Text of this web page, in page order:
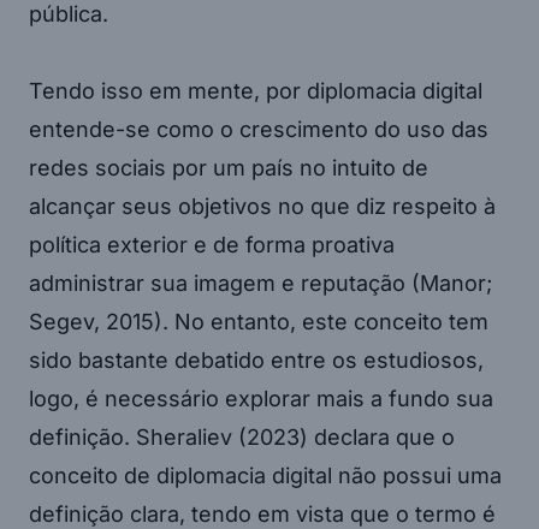
pública.
Tendo isso em mente, por diplomacia digital
entende-se como o crescimento do uso das
redes sociais por um país no intuito de
alcançar seus objetivos no que diz respeito à
política exterior e de forma proativa
administrar sua imagem e reputação (Manor;
Segev, 2015). No entanto, este conceito tem
sido bastante debatido entre os estudiosos,
logo, é necessário explorar mais a fundo sua
definição. Sheraliev (2023) declara que o
conceito de diplomacia digital não possui uma
definição clara, tendo em vista que o termo é